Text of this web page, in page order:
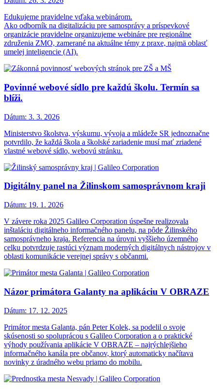
Edukujeme pravidelne vďaka webinárom.
Ako odborník na digitalizáciu pre samosprávy a príspevkové
organizácie pravidelne organizujeme webináre pre regionálne
združenia ZMO, zamerané na aktuálne témy z praxe, najmä oblasť
umelej inteligencie (AI).
Povinné webové sídlo pre každú školu. Termín sa
blíži.
Dátum: 3. 3. 2026
Ministerstvo školstva, výskumu, vývoja a mládeže SR jednoznačne
potvrdilo, že každá škola a školské zariadenie musí mať zriadené
vlastné webové sídlo, webovú stránku.
Digitálny panel na Žilinskom samosprávnom kraji
Dátum: 19. 1. 2026
V závere roka 2025 Galileo Corporation úspešne realizovala
inštaláciu digitálneho informačného panelu, na pôde Žilinského
samosprávneho kraja. Referencia na úrovni vyššieho územného
celku potvrdzuje rastúci význam moderných digitálnych nástrojov v
oblasti komunikácie verejnej správy s občanmi.
Názor primátora Galanty na aplikáciu V OBRAZE
Dátum: 17. 12. 2025
Primátor mesta Galanta, pán Peter Kolek, sa podelil o svoje
skúsenosti so spoluprácou s Galileo Corporation a o praktické
výhody používania aplikácie V OBRAZE – najrýchlejšieho
informačného kanála pre občanov, ktorý automaticky načítava
novinky z úradného webu priamo do mobilu.